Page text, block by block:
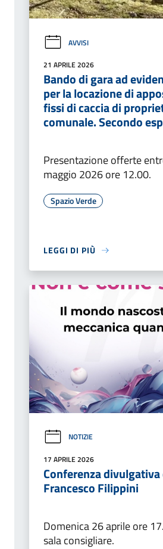
AVVISI
21 APRILE 2026
Bando di gara ad
per la locazione di
fissi di caccia di
comunale. Secondo
Presentazione offerte
maggio 2026 ore 12.00.
Spazio Verde
LEGGI DI PIÙ
NOTIZIE
17 APRILE 2026
Conferenza divulgativa
Francesco Filippini
Domenica 26 aprile ore
sala consigliare.